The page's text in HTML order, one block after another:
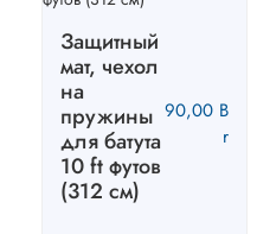
Защитный
мат, чехол
на
пружины
для батута
10 ft футов
(312 см)
90,00 B
r